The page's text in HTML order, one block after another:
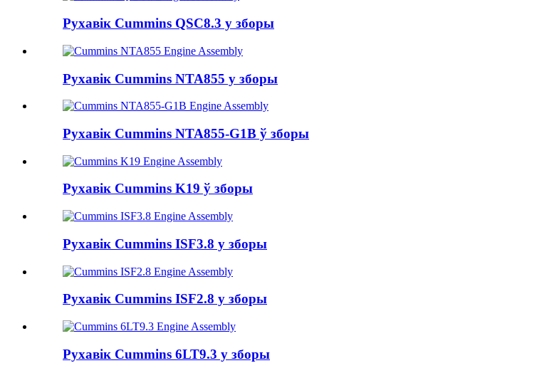
Рухавік Cummins QSC8.3 у зборы
Рухавік Cummins NTA855 у зборы
Рухавік Cummins NTA855-G1B ў зборы
Рухавік Cummins K19 ў зборы
Рухавік Cummins ISF3.8 у зборы
Рухавік Cummins ISF2.8 у зборы
Рухавік Cummins 6LT9.3 у зборы